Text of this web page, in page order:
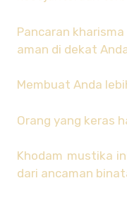
Pancaran
aman di dekat
Membuat Anda
Orang yang keras
Khodam mustika
dari ancaman